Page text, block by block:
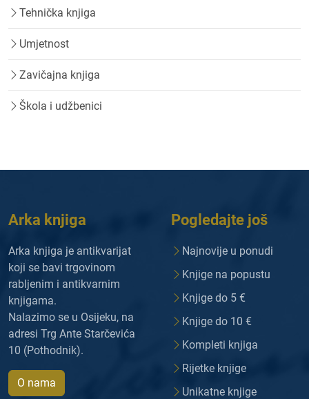
Tehnička knjiga
Umjetnost
Zavičajna knjiga
Škola i udžbenici
Arka knjiga
Arka knjiga je antikvarijat
koji se bavi trgovinom
rabljenim i antikvarnim
knjigama.
Nalazimo se u Osijeku, na
adresi Trg Ante Starčevića
10 (Pothodnik).
O nama
Pogledajte još
Najnovije u ponudi
Knjige na popustu
Knjige do 5 €
Knjige do 10 €
Kompleti knjiga
Rijetke knjige
Unikatne knjige